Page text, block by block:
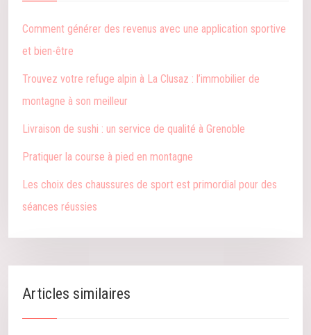
Comment générer des revenus avec une application sportive
et bien-être
Trouvez votre refuge alpin à La Clusaz : l’immobilier de
montagne à son meilleur
Livraison de sushi : un service de qualité à Grenoble
Pratiquer la course à pied en montagne
Les choix des chaussures de sport est primordial pour des
séances réussies
Articles similaires